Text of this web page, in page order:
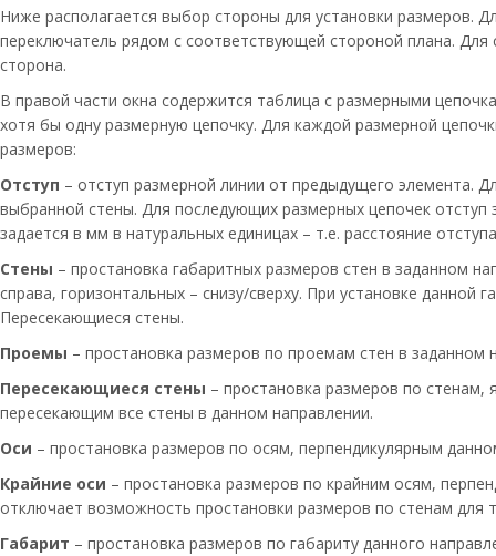
Ниже располагается выбор стороны для установки размеров.
переключатель рядом с соответствующей стороной плана.
сторона.
В правой части окна содержится таблица с размерными
хотя бы одну размерную цепочку. Для каждой размерной
размеров:
Отступ – отступ размерной линии от предыдущего элемента.
выбранной стены. Для последующих размерных цепочек
задается в мм в натуральных единицах – т.е. расстояние
Стены – простановка габаритных размеров стен в заданном
справа, горизонтальных – снизу/сверху. При установке данной
Пересекающиеся стены.
Проемы – простановка размеров по проемам стен в заданном
Пересекающиеся стены – простановка размеров по
пересекающим все стены в данном направлении.
Оси – простановка размеров по осям, перпендикулярным
Крайние оси – простановка размеров по крайним осям,
отключает возможность простановки размеров по стенам для
Габарит – простановка размеров по габариту данного